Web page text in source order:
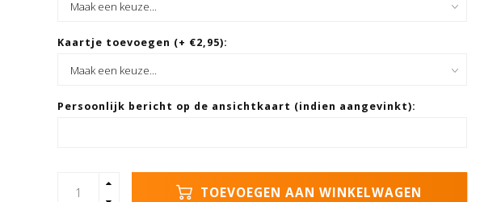
Kaartje toevoegen (+ €2,95):
Persoonlijk bericht op de ansichtkaart (indien aangevinkt):
TOEVOEGEN AAN WINKELWAGEN